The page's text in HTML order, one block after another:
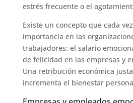
estrés frecuente o el
Existe un concepto que cada
importancia en las
trabajadores: el salario
de felicidad en las empresas y
Una retribución económica
incrementa el bienestar